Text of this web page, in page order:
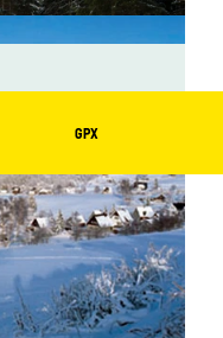
GPX